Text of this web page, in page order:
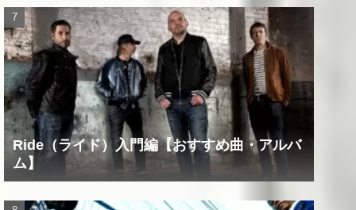
Ride（ライド）入門編【おすすめ曲・アルバ
ム】